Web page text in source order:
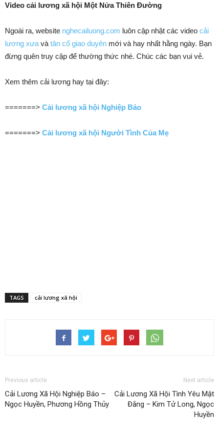
Video cải lương xã hội Một Nửa Thiên Đường
Ngoài ra, website nghecailuong.com luôn cập nhật các video cải
lương xưa và tân cổ giao duyên mới và hay nhất hằng ngày. Bạn
đừng quên truy cập để thường thức nhé. Chúc các bạn vui vẻ.
Xem thêm cải lương hay tại đây:
=======> Cải lương xã hội Nghiệp Báo
=======> Cải lương xã hội Người Tình Của Mẹ
TAGS cải lương xã hội
Previous article
Cải Lương Xã Hội Nghiệp Báo –
Ngọc Huyền, Phương Hồng Thủy
Next article
Cải Lương Xã Hội Tình Yêu Mật
Đắng – Kim Tử Long, Ngọc
Huyền